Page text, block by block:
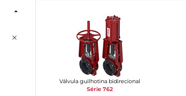
Válvula guilhotina bidirecional
Série 762